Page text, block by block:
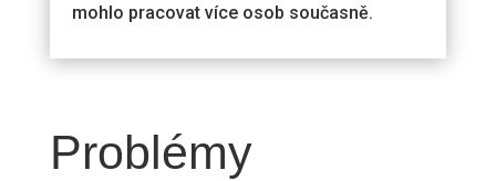
mohlo pracovat více osob současně.
Problémy